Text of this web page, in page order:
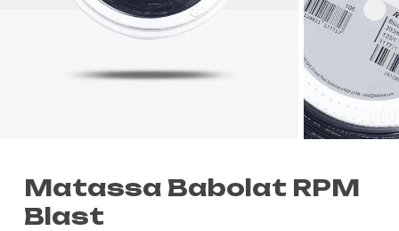
Matassa Babolat RPM
Blast